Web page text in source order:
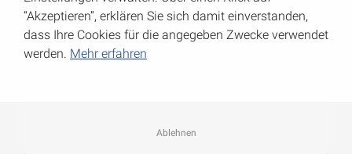
“Akzeptieren”, erklären Sie sich damit einverstanden,
dass Ihre Cookies für die angegeben Zwecke verwendet
werden. Mehr erfahren
Ablehnen